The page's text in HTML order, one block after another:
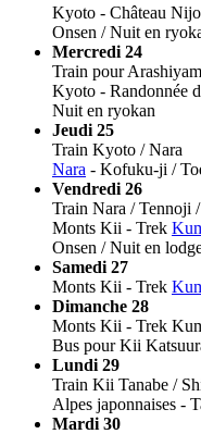
Kyoto - Château
Onsen / Nuit en
Mercredi 24
Train pour
Kyoto - Randonnée
Nuit en ryokan
Jeudi 25
Train Kyoto / Nara
Nara - Kofuku-ji /
Vendredi 26
Train Nara / Tennoji
Monts Kii - Trek
Onsen / Nuit en
Samedi 27
Monts Kii - Trek
Dimanche 28
Monts Kii - Trek
Bus pour Kii
Lundi 29
Train Kii Tanabe /
Alpes japonnaises -
Mardi 30